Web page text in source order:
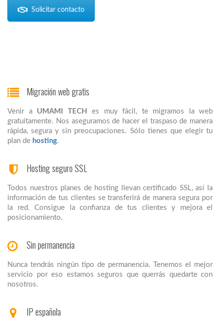
Solicitar contacto
Migración web gratis
Venir a UMAMI TECH
es muy fácil, te migramos la web
gratuitamente. Nos aseguramos de hacer el traspaso de manera
rápida, segura y sin preocupaciones. Sólo tienes que elegir tu
plan de hosting.
Hosting seguro SSL
Todos nuestros planes de hosting llevan certificado SSL, así la
información de tus clientes se transferirá de manera segura por
la red. Consigue la confianza de tus clientes y mejora el
posicionamiento.
Sin permanencia
Nunca tendrás ningún tipo de permanencia. Tenemos el mejor
servicio por eso estamos seguros que querrás quedarte con
nosotros.
IP española